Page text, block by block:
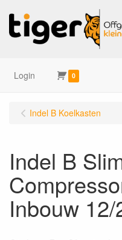
Login 0
Indel B Koelkasten
Indel B
Inbouw